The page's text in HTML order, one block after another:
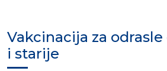
Vakcinacija za odrasle
i starije